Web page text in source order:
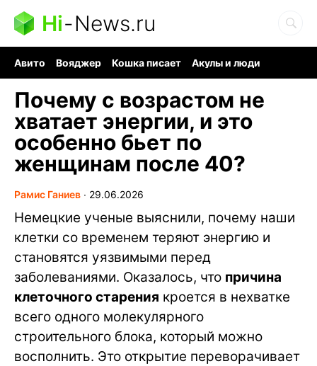
Hi-News.ru
Авито Вояджер Кошка писает
Акулы и люди
Почему с возрастом не
хватает энергии, и это
особенно бьет по
женщинам после 40?
Рамис Ганиев ∙ 29.06.2026
Немецкие ученые выяснили, почему наши
клетки со временем теряют энергию и
становятся уязвимыми перед
заболеваниями. Оказалось, что причина
клеточного старения кроется в нехватке
всего одного молекулярного
строительного блока, который можно
восполнить. Это открытие переворачивает